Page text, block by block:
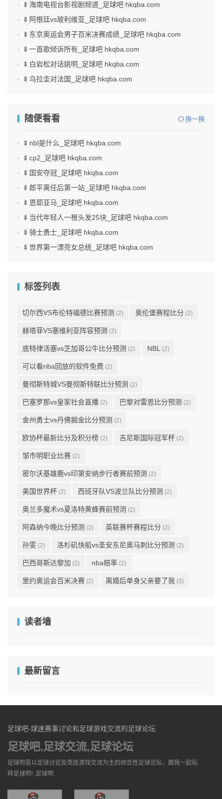
🍢海南电视台影视剧频道_足球吧 hkqba.com
🍢阿根廷vs玻利维亚_足球吧 hkqba.com
🍢东京奥运会男子百米决赛成绩_足球吧 hkqba.com
🍢一首歌倾诉所有_足球吧 hkqba.com
🍢白岩松对话姚明_足球吧 hkqba.com
🍢乌拉圭对法国_足球吧 hkqba.com
随便看看 换一换
🍢nbl是什么_足球吧 hkqba.com
🍢cp2_足球吧 hkqba.com
🍢国安夺冠_足球吧 hkqba.com
🍢郎平离任后第一站_足球吧 hkqba.com
🍢恩耶亚马_足球吧 hkqba.com
🍢当代年轻人一根头发25块_足球吧 hkqba.com
🍢骑士勇士_足球吧 hkqba.com
🍢世界第一漂亮女总统_足球吧 hkqba.com
标签列表
切尔西VS布伦特福德比赛预测 (2) 奥伦堡赛程比分 (2)
赫塔菲VS塞维利亚阵容预测 (2)
底特律活塞vs芝加哥公牛比分预测 (2) NBL (2)
可以看nba回放的软件免费 (2)
曼彻斯特城VS曼彻斯特联比分预测 (2)
巴塞罗那vs皇家社会直播 (2) 巴黎对雷恩比分预测 (2)
金州勇士vs丹佛掘金比分预测 (2)
欧协杯最新比分及积分榜 (2) 吉尼斯国际冠军杯 (2)
邹市明职业比赛 (2)
密尔沃基雄鹿vs印第安纳步行者赛前预测 (2)
美国世界杯 (2) 西班牙队VS波兰队比分预测 (2)
奥兰多魔术vs夏洛特黄蜂赛前预测 (2)
阿森纳今晚比分预测 (2) 英联赛杯赛程比分 (2)
孙雯 (2) 洛杉矶快船vs圣安东尼奥马刺比分预测 (2)
巴西哥斯达黎加 (2) nba赔率 (2)
里约奥运会百米决赛 (2) 离婚后单身父亲要了我 (3)
读者墙
最新留言
足球吧-球迷赛事讨论和足球游戏交流的足球论坛
足球吧,足球交流,足球论坛
足球吧是以足球讨论及竞技游戏交流为主的综合性足球论坛，跟我一起玩
转足球吧! ,足球吧.